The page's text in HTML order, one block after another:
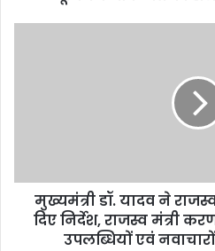
s
मुख्यमंत्री डॉ. यादव ने
दिए निर्देश, राजस्व मंत्री
उपलब्धियों एवं